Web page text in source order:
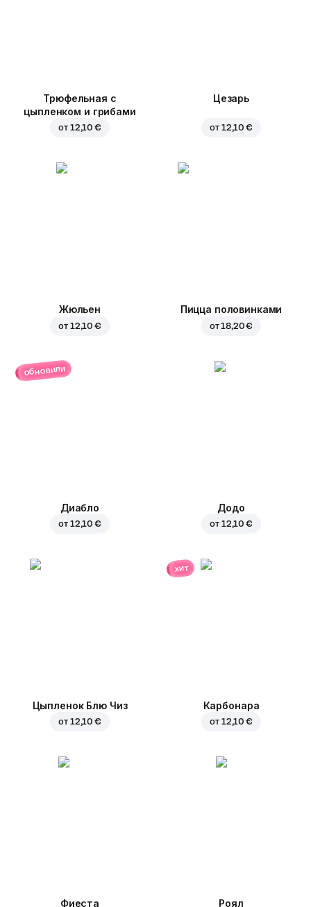
Трюфельная с
цыпленком и грибами
от 12,10 €
Цезарь
от 12,10 €
Жюльен
от 12,10 €
Пицца половинками
от18,20 €
обновили
Диабло
от 12,10 €
Додо
от 12,10 €
Цыпленок Блю Чиз
от 12,10 €
хит
Карбонара
от 12,10 €
Фиеста Роял